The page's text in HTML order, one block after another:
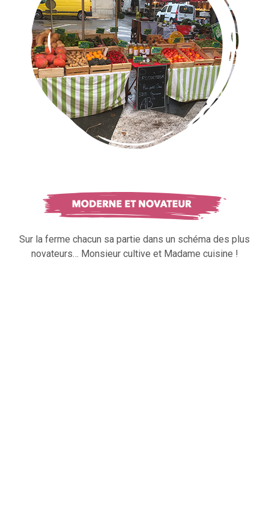
Sur la ferme chacun sa partie dans un schéma des plus
novateurs… Monsieur cultive et Madame cuisine !